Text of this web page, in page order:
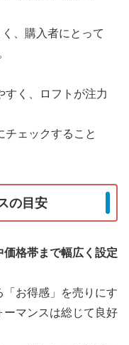
、購入者にとって
すく、ロフトが注力
チェックすること
の目安
格帯まで幅広く設定
お得感」を売りにす
ーマンスは総じて良好